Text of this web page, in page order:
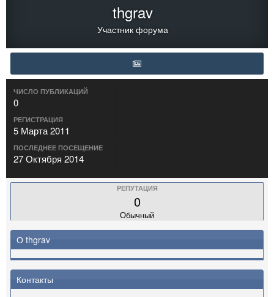
thgrav
Участник форума
ЧИСЛО ПУБЛИКАЦИЙ
0
РЕГИСТРАЦИЯ
5 Марта 2011
ПОСЛЕДНЕЕ ПОСЕЩЕНИЕ
27 Октября 2014
РЕПУТАЦИЯ
0
Обычный
О thgrav
Контакты